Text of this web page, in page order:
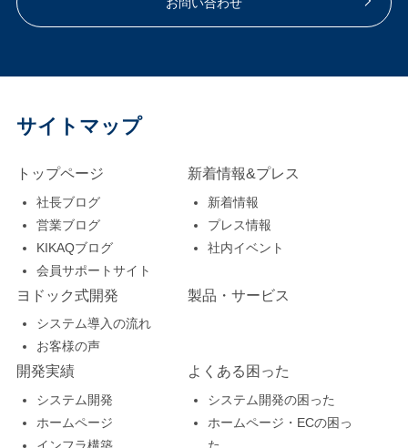
サイトマップ
トップページ
社長ブログ
営業ブログ
KIKAQブログ
会員サポートサイト
新着情報&プレス
新着情報
プレス情報
社内イベント
ヨドック式開発
システム導入の流れ
お客様の声
製品・サービス
開発実績
システム開発
ホームページ
よくある困った
システム開発の困った
ホームページ・ECの困っ